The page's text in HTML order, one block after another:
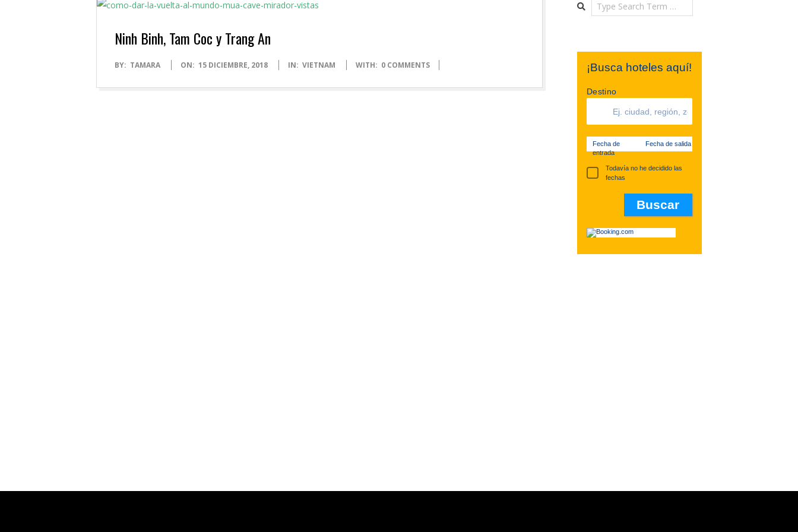
Ninh Binh, Tam Coc y Trang An
2018-
BY: TAMARA ON: 15 DICIEMBRE, 2018 IN: VIETNAM WITH: 0 COMMENTS ¡Busca hoteles aquí!
Destino
Fecha de
entrada
Fecha de salida
Todavía no he decidido las
fechas